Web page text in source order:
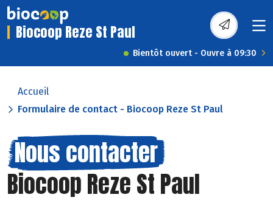
Biocoop Reze St Paul
Bientôt ouvert - Ouvre à 09:30
Accueil
Formulaire de contact - Biocoop Reze St Paul
Nous contacter
Biocoop Reze St Paul